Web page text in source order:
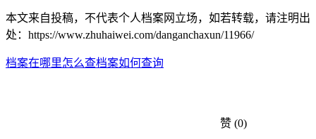
本文来自投稿，不代表个人档案网立场，如若转载，请注明出
处：https://www.zhuhaiwei.com/danganchaxun/11966/
档案在哪里怎么查档案如何查询
赞 (0)